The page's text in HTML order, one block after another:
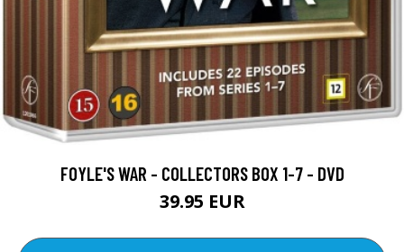
FOYLE'S WAR - COLLECTORS BOX 1-7 - DVD
39.95 EUR